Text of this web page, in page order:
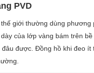
PVD
giới thường dùng
của lớp vàng bám trên
được. Đồng hồ khi đeo